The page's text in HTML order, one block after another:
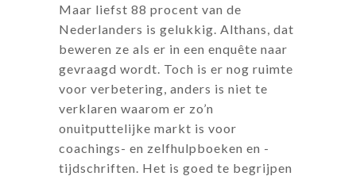
Maar liefst 88 procent van de
Nederlanders is gelukkig. Althans, dat
beweren ze als er in een enquête naar
gevraagd wordt. Toch is er nog ruimte
voor verbetering, anders is niet te
verklaren waarom er zo’n
onuitputtelijke markt is voor
coachings- en zelfhulpboeken en -
tijdschriften. Het is goed te begrijpen